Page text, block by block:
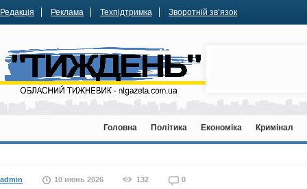
Редакція Реклама Техпідтримка Зворотній зв’язок
Головна Політика Економіка Кримінал
admin 10 июнь 2026 132 0